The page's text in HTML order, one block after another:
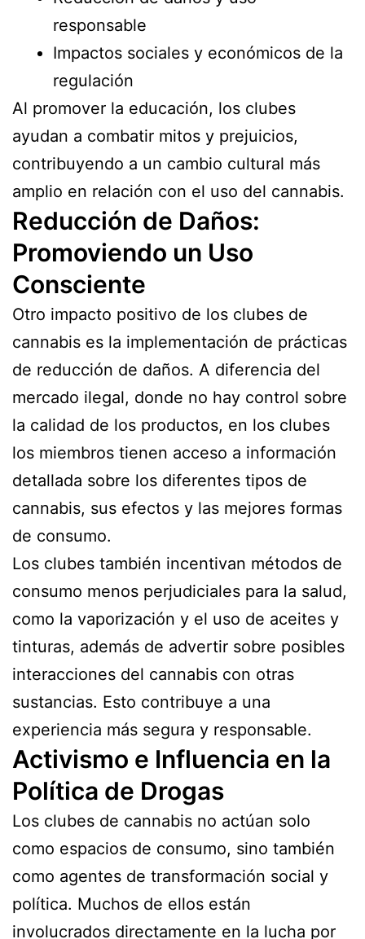
responsable
Impactos sociales y económicos de la
regulación
Al promover la educación, los clubes
ayudan a combatir mitos y prejuicios,
contribuyendo a un cambio cultural más
amplio en relación con el uso del cannabis.
Reducción de Daños:
Promoviendo un Uso
Consciente
Otro impacto positivo de los clubes de
cannabis es la implementación de prácticas
de reducción de daños. A diferencia del
mercado ilegal, donde no hay control sobre
la calidad de los productos, en los clubes
los miembros tienen acceso a información
detallada sobre los diferentes tipos de
cannabis, sus efectos y las mejores formas
de consumo.
Los clubes también incentivan métodos de
consumo menos perjudiciales para la salud,
como la vaporización y el uso de aceites y
tinturas, además de advertir sobre posibles
interacciones del cannabis con otras
sustancias. Esto contribuye a una
experiencia más segura y responsable.
Activismo e Influencia en la
Política de Drogas
Los clubes de cannabis no actúan solo
como espacios de consumo, sino también
como agentes de transformación social y
política. Muchos de ellos están
involucrados directamente en la lucha por